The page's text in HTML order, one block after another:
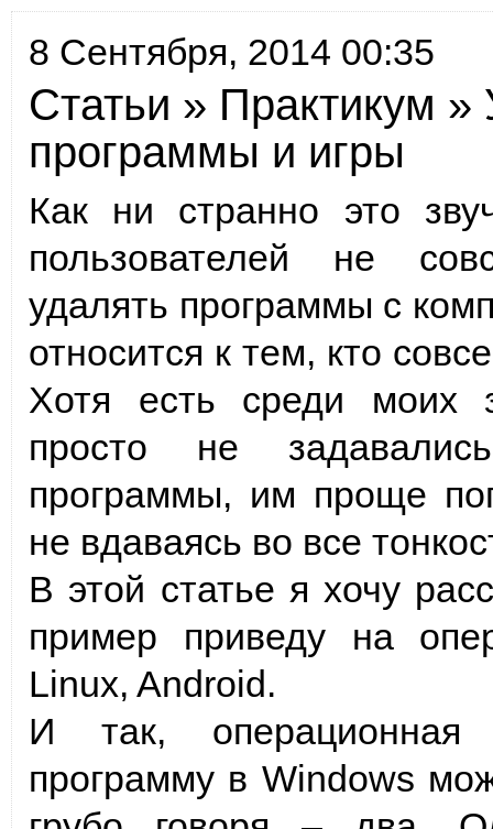
8 Сентября, 2014 00:35
Статьи » Практикум »
программы и игры
Как ни странно это
пользователей не
удалять программы с
относится к тем, кто
Хотя есть среди моих
просто не
программы, им проще
не вдаваясь во все
В этой статье я хочу
пример приведу на
Linux, Android.
И так, операционная
программу в Windows